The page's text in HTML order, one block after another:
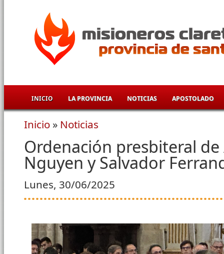
INICIO LA PROVINCIA NOTICIAS APOSTOLADO
Se encuentra usted aquí
Inicio » Noticias
Ordenación presbiteral
Nguyen y Salvador
Lunes, 30/06/2025